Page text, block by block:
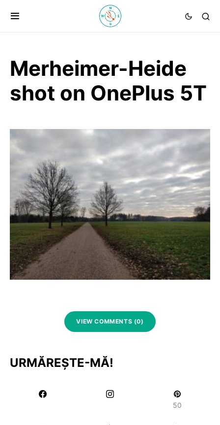
Merheimer-Heide
shot on OnePlus 5T
VIEW COMMENTS (0)
URMĂREȘTE-MĂ!
50